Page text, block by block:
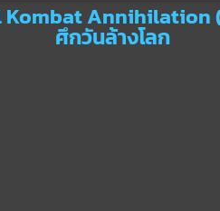
Annihilation
ศึกวันล้างโลก